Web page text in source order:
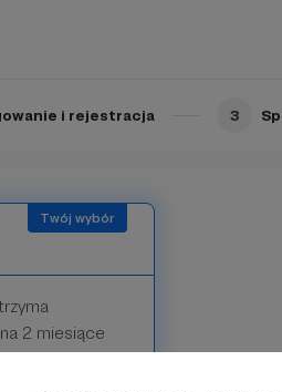
i rejestracja 3
2 miesiące